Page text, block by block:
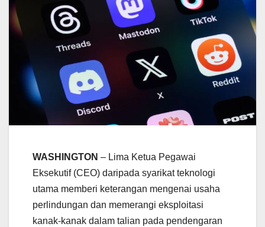
WASHINGTON – Lima Ketua Pegawai
Eksekutif (CEO) daripada syarikat teknologi
utama memberi keterangan mengenai usaha
perlindungan dan memerangi eksploitasi
kanak-kanak dalam talian pada pendengaran